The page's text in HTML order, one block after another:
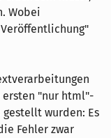
Wobei
ersten "nur html"-
wurden: Es
Fehler zwar